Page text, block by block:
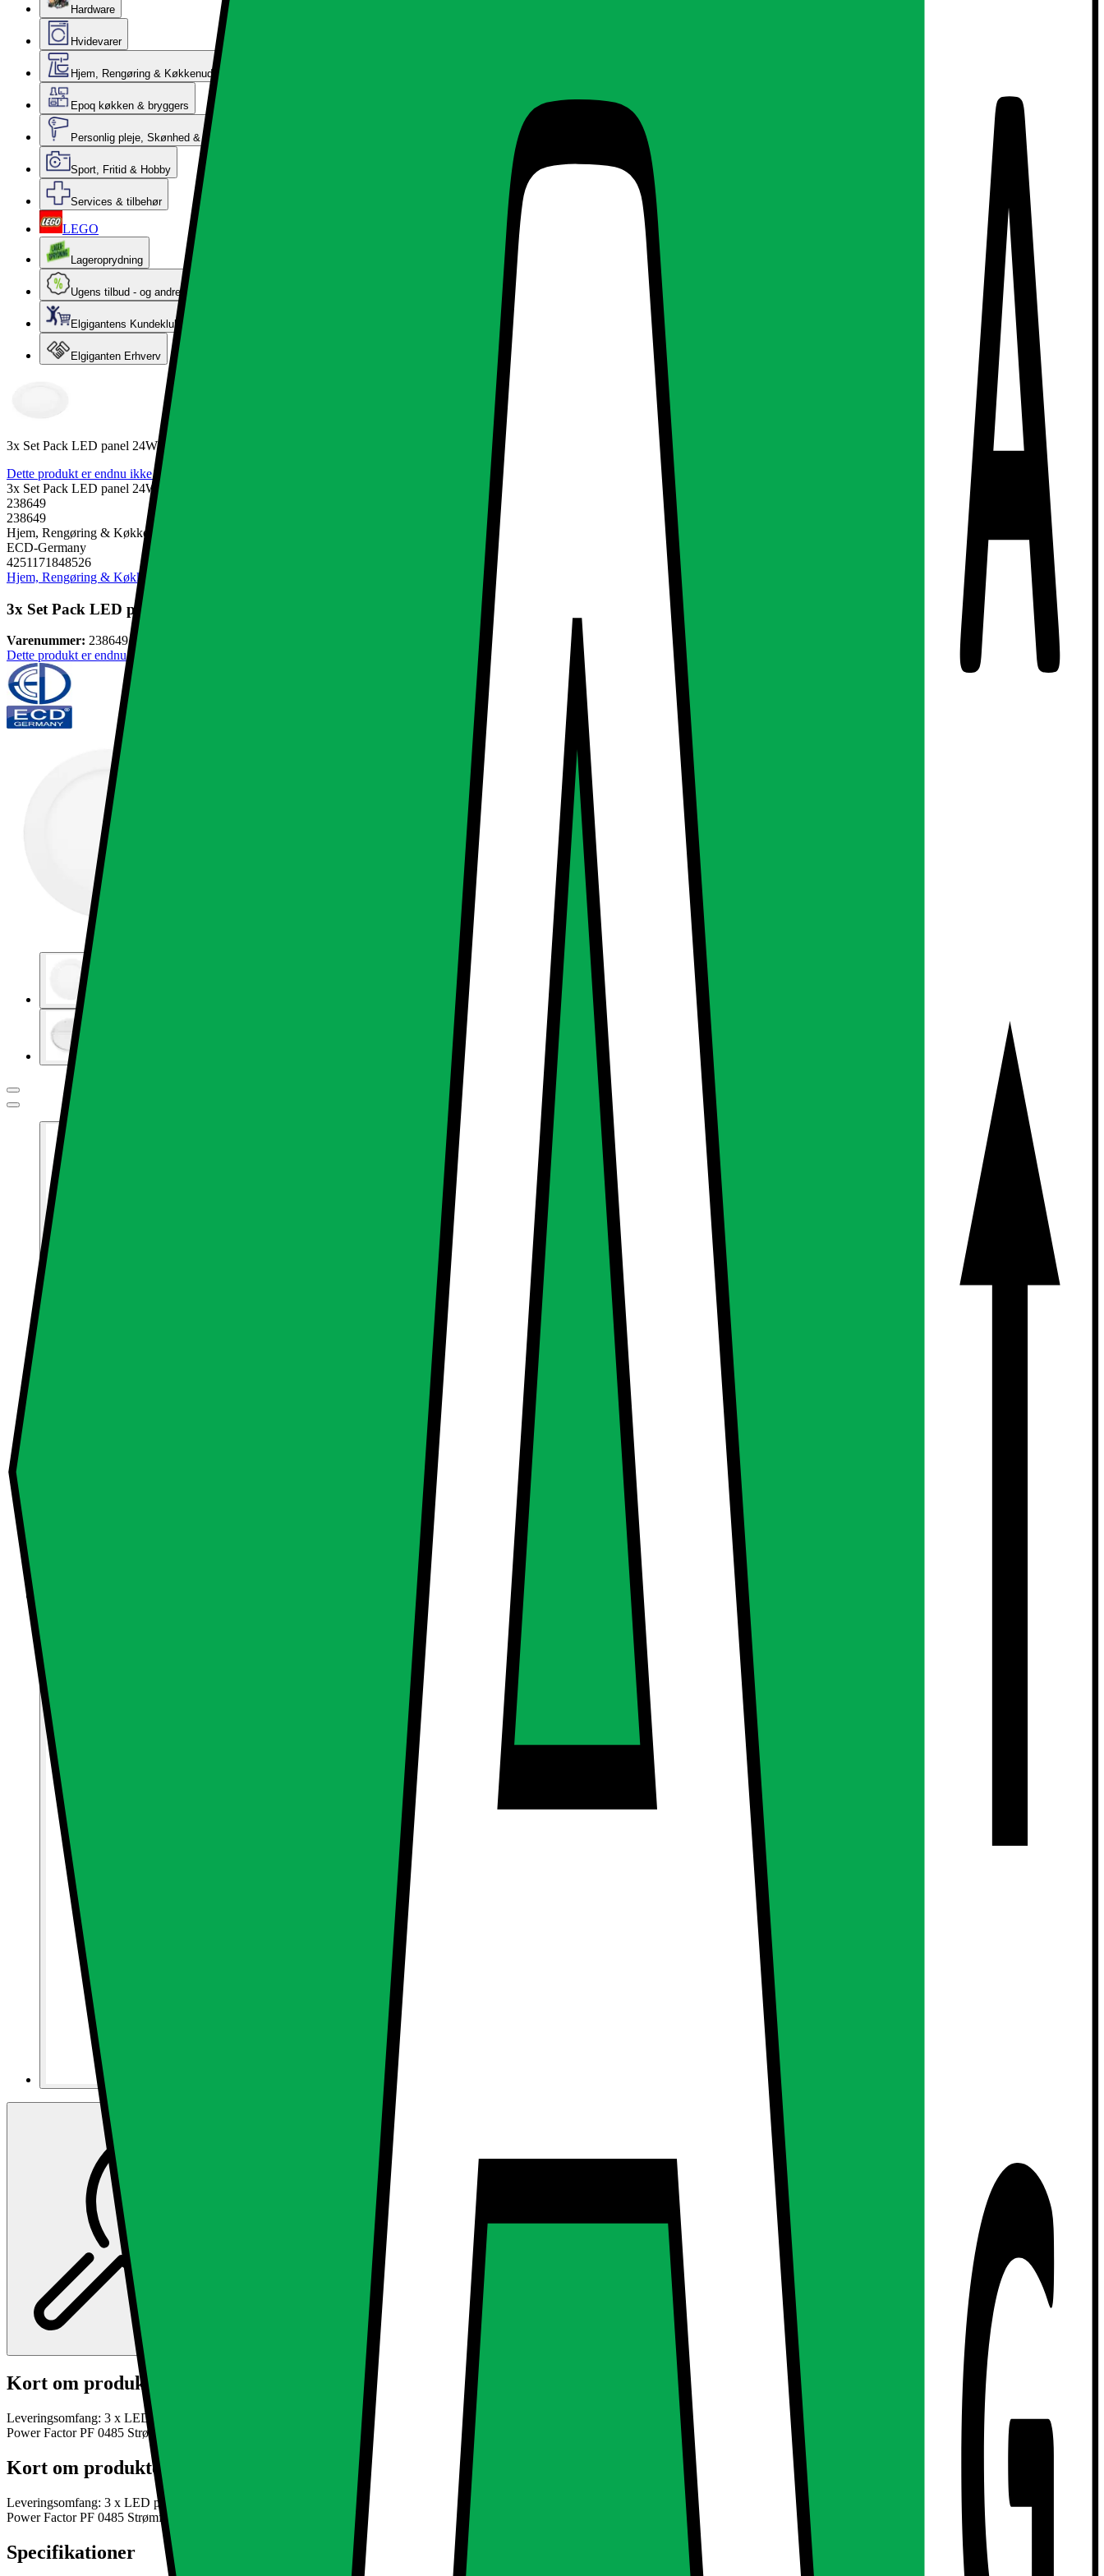
Hardware
Hvidevarer
Hjem, Rengøring & Køkkenudstyr
Epoq køkken & bryggers
Personlig pleje, Skønhed & Velvære
Sport, Fritid & Hobby
Services & tilbehør
LEGO
Lageroprydning
Ugens tilbud - og andre gode priser
Elgigantens Kundeklub
Elgiganten Erhverv
3x Set Pack LED panel 24W varm hvid overflade monteret Loftslampe væglampe
Dette produkt er endnu ikke blevet bedømt.
3x Set Pack LED panel 24W varm hvid overflade monteret Loftslampe væglampe
238649
238649
Hjem, Rengøring & Køkkenudstyr, El & belysning, Lamper & belysning, Loftslamper
ECD-Germany
4251171848526
Hjem, Rengøring & Køkkenudstyr
3x Set Pack LED panel 24W varm hvid overflade monteret Loftslampe væglampe
Varenummer: 238649
Dette produkt er endnu ikke blevet bedømt.
Kort om produktet
Leveringsomfang: 3 x LED panel overflade lampe 24W varm hvid med transformer Teknisk information: forretning Montering / Cap Ingen Nominel effekt 24 W Nominel effekt 23,5 W Spænding AC 220-240V
Power Factor PF 0485 Strømforbrug 24 k
Kort om produktet
Leveringsomfang: 3 x LED panel overflade lampe 24W varm hvid med transformer Teknisk information: forretning Montering / Cap Ingen Nominel effekt 24 W Nominel effekt 23,5 W Spænding AC 220-240V
Power Factor PF 0485 Strømforbrug 24 k
Specifikationer